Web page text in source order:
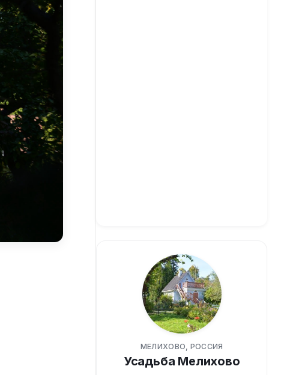
МЕЛИХОВО, РОССИЯ
Усадьба Мелихово